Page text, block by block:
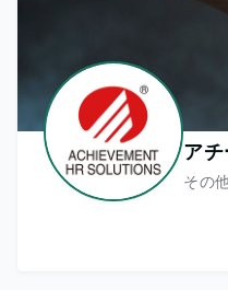
ア
その